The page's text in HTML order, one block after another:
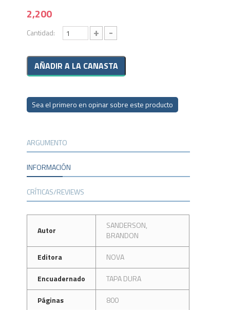
2,200
Cantidad: + -
Sea el primero en opinar sobre este producto
ARGUMENTO
INFORMACIÓN
CRÍTICAS/REVIEWS
Autor
SANDERSON,
BRANDON
Editora
NOVA
Encuadernado
TAPA DURA
Páginas
800